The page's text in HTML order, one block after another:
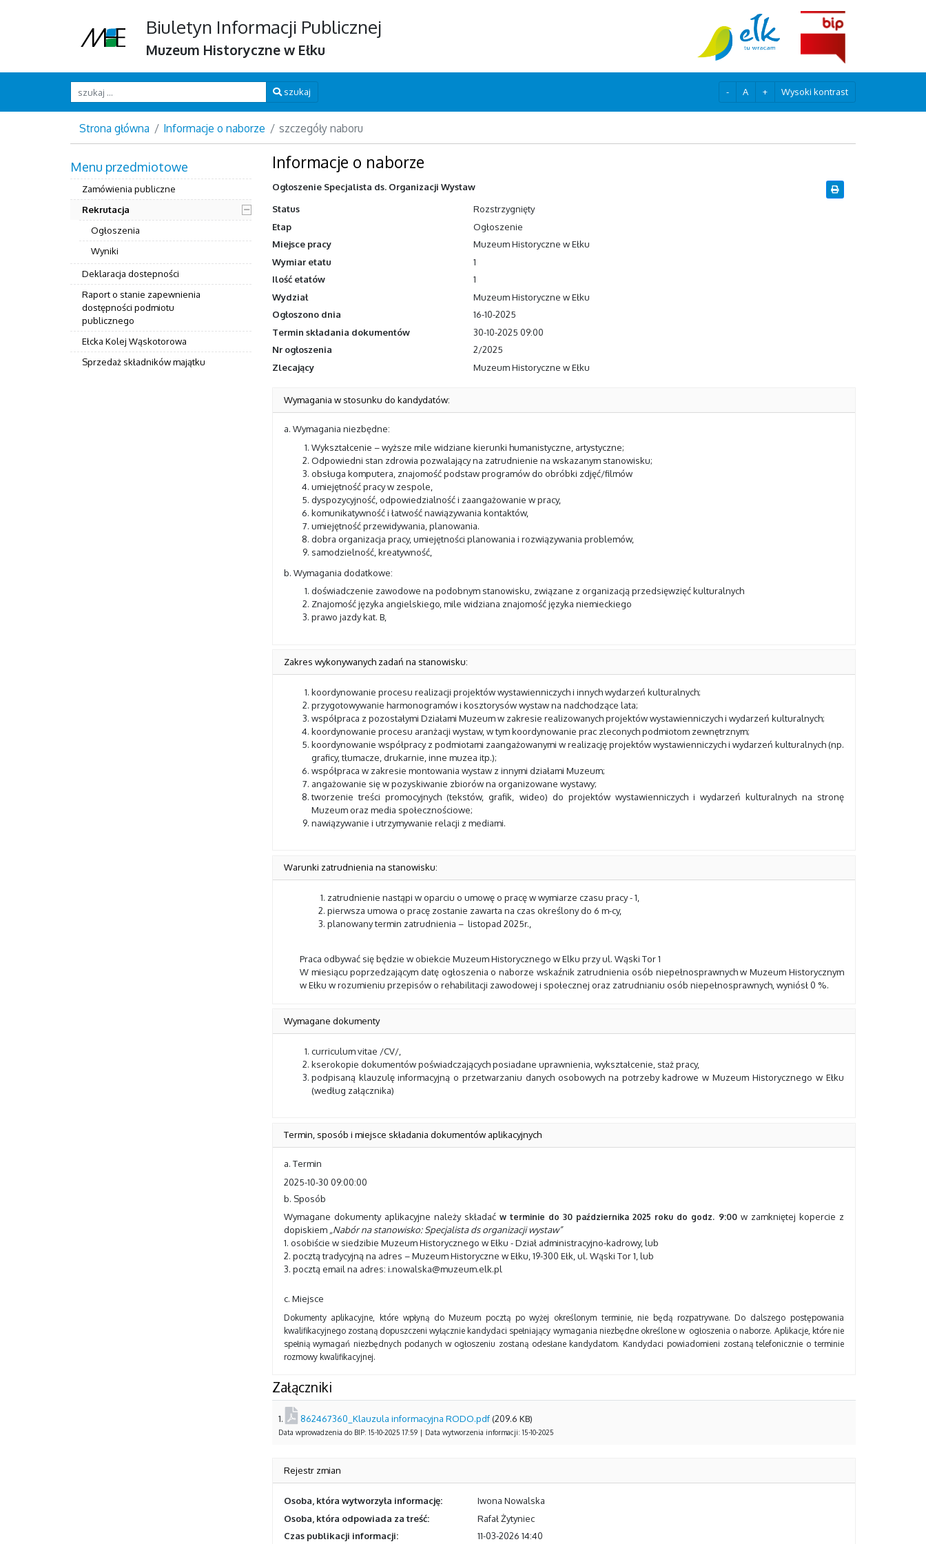
Biuletyn Informacji Publicznej
Muzeum Historyczne w Ełku
Wpisz szukaną frazę szukaj - A + Wysoki kontrast
Strona główna Informacje o naborze szczegóły naboru
Menu przedmiotowe
Zamówienia publiczne
Rekrutacja
Ogłoszenia
Wyniki
Deklaracja dostepności
Raport o stanie zapewnienia
dostępności podmiotu
publicznego
Ełcka Kolej Wąskotorowa
Sprzedaż składników majątku
Informacje o naborze
Ogłoszenie Specjalista ds. Organizacji Wystaw
Status
Rozstrzygnięty
Etap
Ogłoszenie
Miejsce pracy
Muzeum Historyczne w Ełku
Wymiar etatu
1
Ilość etatów
1
Wydział
Muzeum Historyczne w Ełku
Ogłoszono dnia
16-10-2025
Termin składania dokumentów
30-10-2025 09:00
Nr ogłoszenia
2/2025
Zlecający
Muzeum Historyczne w Ełku
Wymagania w stosunku do kandydatów:
a. Wymagania niezbędne:
Wykształcenie – wyższe mile widziane kierunki humanistyczne, artystyczne;
Odpowiedni stan zdrowia pozwalający na zatrudnienie na wskazanym stanowisku;
obsługa komputera, znajomość podstaw programów do obróbki zdjęć/filmów
umiejętność pracy w zespole,
dyspozycyjność, odpowiedzialność i zaangażowanie w pracy,
komunikatywność i łatwość nawiązywania kontaktów,
umiejętność przewidywania, planowania.
dobra organizacja pracy, umiejętności planowania i rozwiązywania problemów,
samodzielność, kreatywność,
b. Wymagania dodatkowe:
doświadczenie zawodowe na podobnym stanowisku, związane z organizacją przedsięwzięć kulturalnych
Znajomość języka angielskiego, mile widziana znajomość języka niemieckiego
prawo jazdy kat. B,
Zakres wykonywanych zadań na stanowisku:
koordynowanie procesu realizacji projektów wystawienniczych i innych wydarzeń kulturalnych;
przygotowywanie harmonogramów i kosztorysów wystaw na nadchodzące lata;
współpraca z pozostałymi Działami Muzeum w zakresie realizowanych projektów wystawienniczych i wydarzeń kulturalnych;
koordynowanie procesu aranżacji wystaw, w tym koordynowanie prac zleconych podmiotom zewnętrznym;
koordynowanie współpracy z podmiotami zaangażowanymi w realizację projektów wystawienniczych i wydarzeń kulturalnych (np.
graficy, tłumacze, drukarnie, inne muzea itp.);
współpraca w zakresie montowania wystaw z innymi działami Muzeum;
angażowanie się w pozyskiwanie zbiorów na organizowane wystawy;
tworzenie treści promocyjnych (tekstów, grafik, wideo) do projektów wystawienniczych i wydarzeń kulturalnych na stronę
Muzeum oraz media społecznościowe;
nawiązywanie i utrzymywanie relacji z mediami.
Warunki zatrudnienia na stanowisku:
zatrudnienie nastąpi w oparciu o umowę o pracę w wymiarze czasu pracy - 1,
pierwsza umowa o pracę zostanie zawarta na czas określony do 6 m-cy,
planowany termin zatrudnienia – listopad 2025r.,
Praca odbywać się będzie w obiekcie Muzeum Historycznego w Elku przy ul. Wąski Tor 1
W miesiącu poprzedzającym datę ogłoszenia o naborze wskaźnik zatrudnienia osób niepełnosprawnych w Muzeum Historycznym
w Ełku w rozumieniu przepisów o rehabilitacji zawodowej i społecznej oraz zatrudnianiu osób niepełnosprawnych, wyniósł 0 %.
Wymagane dokumenty
curriculum vitae /CV/,
kserokopie dokumentów poświadczających posiadane uprawnienia, wykształcenie, staż pracy,
podpisaną klauzulę informacyjną o przetwarzaniu danych osobowych na potrzeby kadrowe w Muzeum Historycznego w Ełku
(według załącznika)
Termin, sposób i miejsce składania dokumentów aplikacyjnych
a. Termin
2025-10-30 09:00:00
b. Sposób
Wymagane dokumenty aplikacyjne należy składaćw terminie do 30 października 2025 roku do godz. 9:00 w zamkniętej kopercie z
dopiskiem „Nabór na stanowisko:Specjalista ds organizacji wystaw”
1. osobiście w siedzibie Muzeum Historycznego w Ełku - Dział administracyjno-kadrowy, lub
2. pocztą tradycyjną na adres – Muzeum Historyczne w Ełku, 19-300 Ełk, ul. Wąski Tor 1, lub
3. pocztą email na adres: i.nowalska@muzeum.elk.pl
c. Miejsce
Dokumenty aplikacyjne, które wpłyną do Muzeum pocztą po wyżej określonym terminie, nie będą rozpatrywane. Do dalszego postępowania
kwalifikacyjnego zostaną dopuszczeni wyłącznie kandydaci spełniający wymagania niezbędne określone w ogłoszenia o naborze. Aplikacje, które nie
spełnią wymagań niezbędnych podanych w ogłoszeniu zostaną odesłane kandydatom. Kandydaci powiadomieni zostaną telefonicznie o terminie
rozmowy kwalifikacyjnej.
Załączniki
1. 862467360_Klauzula informacyjna RODO.pdf(209.6 KB)
Data wprowadzenia do BIP: 15-10-2025 17:59 | Data wytworzenia informacji: 15-10-2025
Rejestr zmian
Osoba, która wytworzyła informację:
Iwona Nowalska
Osoba, która odpowiada za treść:
Rafał Żytyniec
Czas publikacji informacji:
11-03-2026 14:40